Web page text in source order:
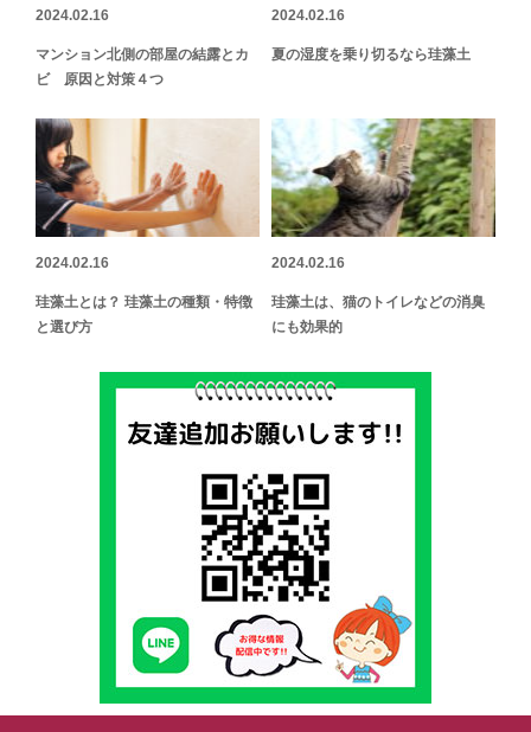
2024.02.16
マンション北側の部屋の結露とカ
ビ 原因と対策４つ
2024.02.16
夏の湿度を乗り切るなら珪藻土
2024.02.16
珪藻土とは？ 珪藻土の種類・特徴
と選び方
2024.02.16
珪藻土は、猫のトイレなどの消臭
にも効果的